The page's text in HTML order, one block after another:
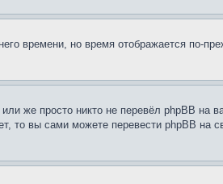
времени, но время отображается по-
же просто никто не перевёл phpBB на
то вы сами можете перевести phpBB